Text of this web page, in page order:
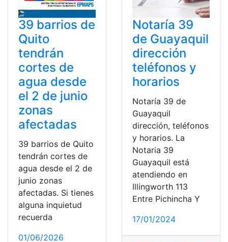
39 barrios de
Quito
tendrán
cortes de
agua desde
el 2 de junio
zonas
afectadas
39 barrios de Quito
tendrán cortes de
agua desde el 2 de
junio zonas
afectadas. Si tienes
alguna inquietud
recuerda
01/06/2026
Notaría 39
de Guayaquil
dirección
teléfonos y
horarios
Notaría 39 de
Guayaquil
dirección, teléfonos
y horarios. La
Notaria 39
Guayaquil está
atendiendo en
Illingworth 113
Entre Pichincha Y
17/01/2024